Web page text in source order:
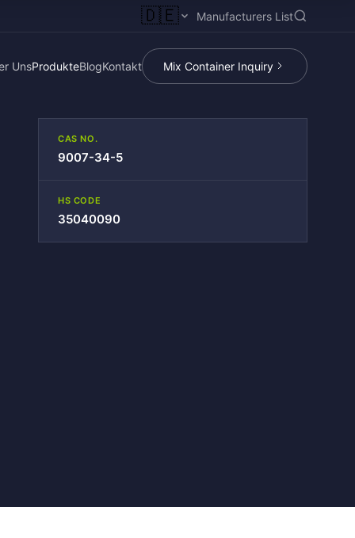
🇩🇪 Manufacturers List
UnsProdukteBlogKontakt Mix Container Inquiry
CAS NO.
9007-34-5
HS CODE
35040090